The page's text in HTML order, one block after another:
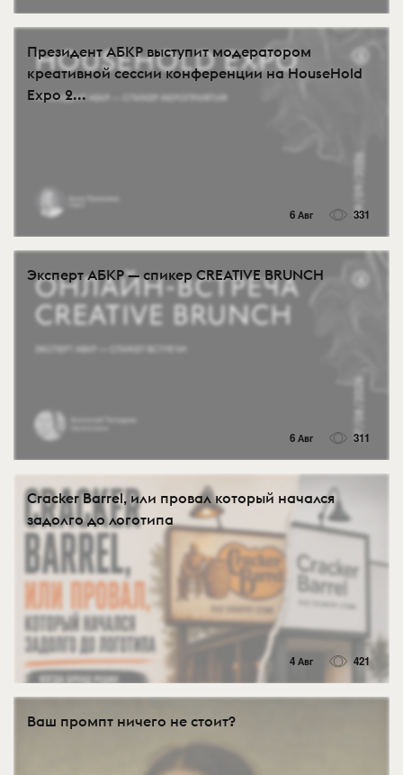
Президент АБКР выступит модератором
креативной сессии конференции на HouseHold
Expo 2...
6 Авг 331
Эксперт АБКР — спикер CREATIVE BRUNCH
6 Авг 311
Cracker Barrel, или провал который начался
задолго до логотипа
4 Авг 421
Ваш промпт ничего не стоит?